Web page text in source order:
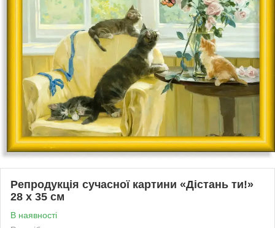
Репродукція сучасної картини «Дістань ти!»
28 x 35 см
В наявності